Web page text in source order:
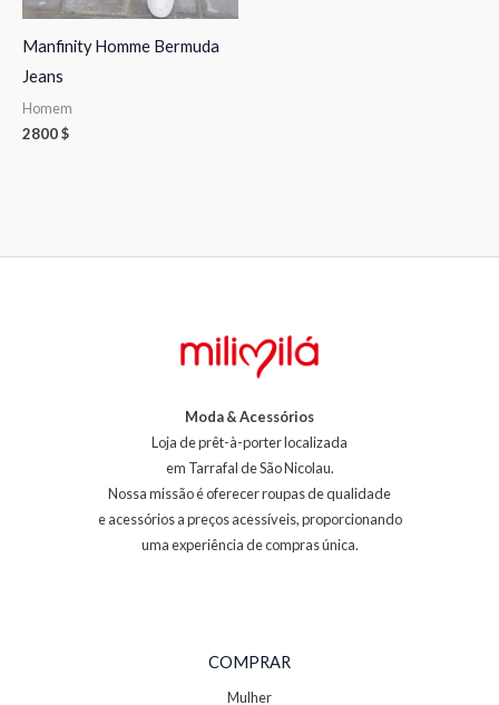
Manfinity Homme Bermuda
Jeans
Homem
2800$
Moda & Acessórios
Loja de prêt-à-porter localizada
em Tarrafal de São Nicolau.
Nossa missão é oferecer roupas de qualidade
e acessórios a preços acessíveis, proporcionando
uma experiência de compras única.
COMPRAR
Mulher